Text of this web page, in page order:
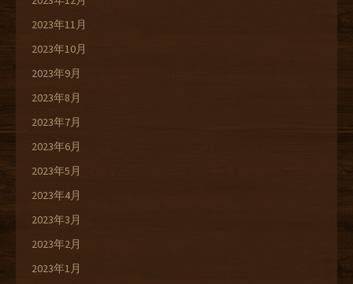
2023年11月
2023年10月
2023年9月
2023年8月
2023年7月
2023年6月
2023年5月
2023年4月
2023年3月
2023年2月
2023年1月